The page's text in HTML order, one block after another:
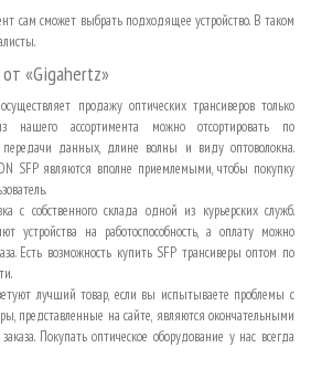
сам сможет выбрать подходящее устройство. В таком
«Gigahertz»
продажу оптических трансиверов только
нашего ассортимента можно отсортировать по
передачи данных, длине волны и виду оптоволокна.
SFP являются вполне приемлемыми, чтобы покупку
с собственного склада одной из курьерских служб.
устройства на работоспособность, а оплату можно
Есть возможность купить SFP трансиверы оптом по
лучший товар, если вы испытываете проблемы с
представленные на сайте, являются окончательными
Покупать оптическое оборудование у нас всегда